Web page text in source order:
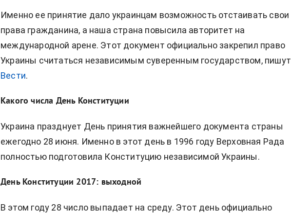
Именно ее принятие дало украинцам возможность отстаивать свои
права гражданина, а наша страна повысила авторитет на
международной арене. Этот документ официально закрепил право
Украины считаться независимым суверенным государством, пишут
Вести.
Какого числа День Конституции
Украина празднует День принятия важнейшего документа страны
ежегодно 28 июня. Именно в этот день в 1996 году Верховная Рада
полностью подготовила Конституцию независимой Украины.
День Конституции 2017: выходной
В этом году 28 число выпадает на среду. Этот день официально